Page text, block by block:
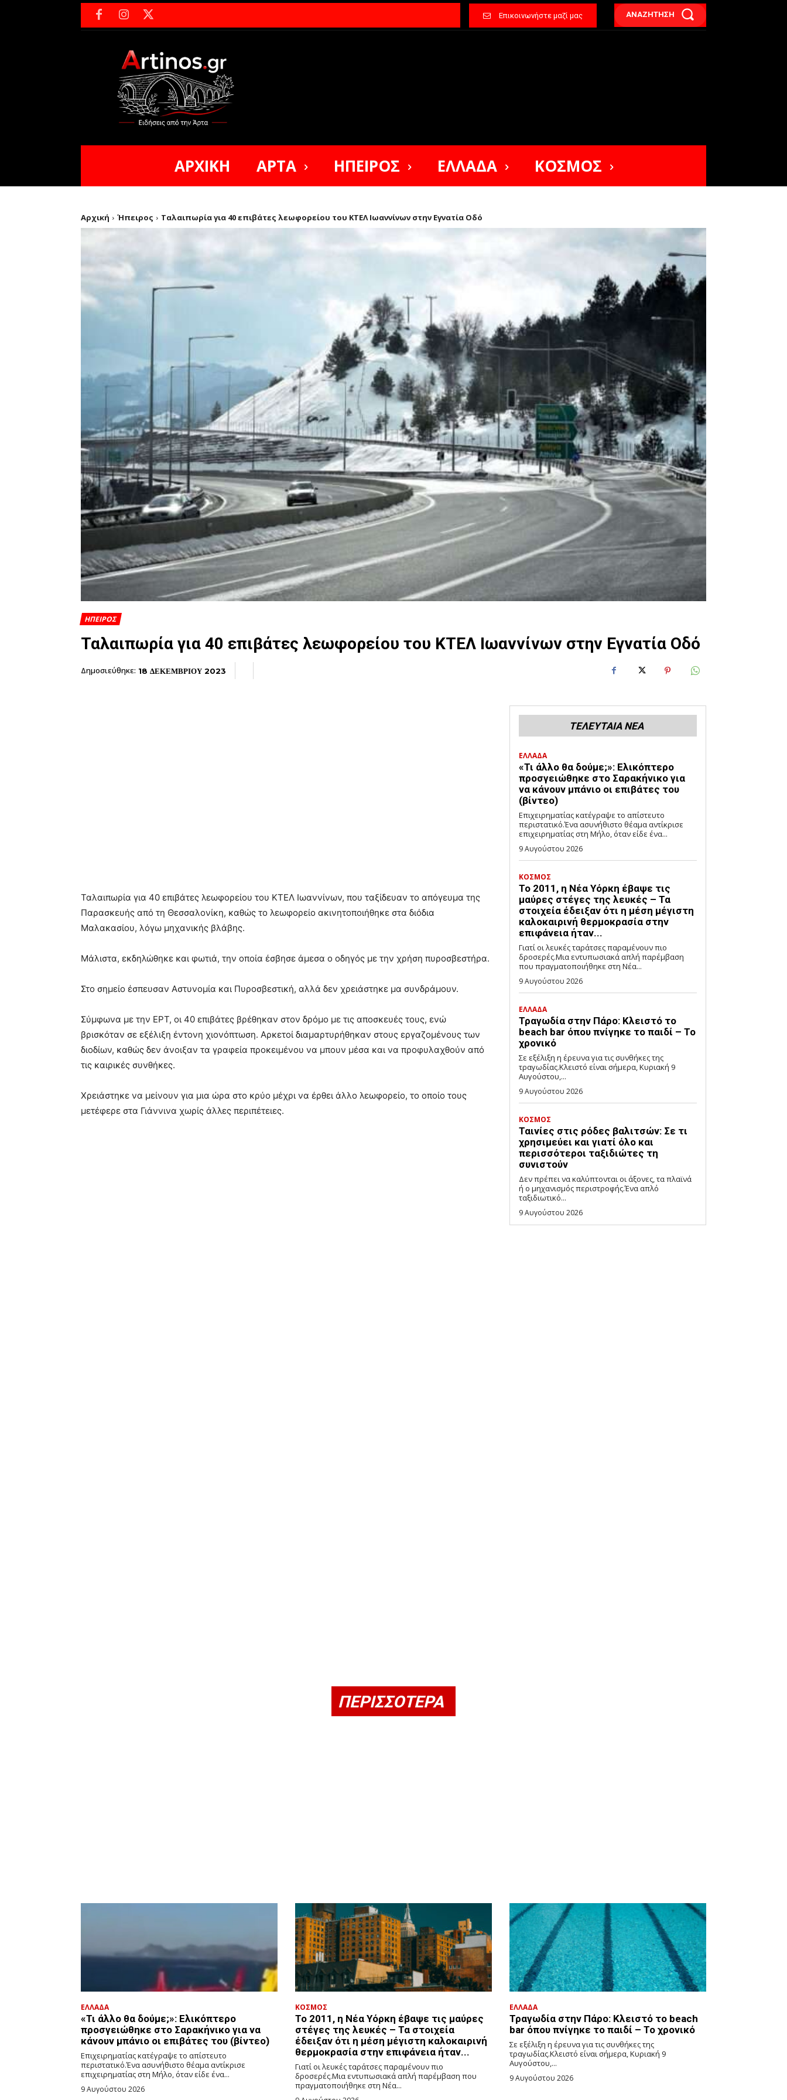
Επικοινωνήστε μαζί μας ΑΝΑΖΗΤΗΣΗ
ΑΡΧΙΚΗ ΑΡΤΑ ΗΠΕΙΡΟΣ ΕΛΛΑΔΑ ΚΟΣΜΟΣ
Αρχική Ήπειρος Ταλαιπωρία για 40 επιβάτες λεωφορείου του ΚΤΕΛ Ιωαννίνων στην Εγνατία Οδό
ΗΠΕΙΡΟΣ
Ταλαιπωρία για 40 επιβάτες λεωφορείου του ΚΤΕΛ Ιωαννίνων στην Εγνατία Οδό
Δημοσιεύθηκε: 18 ΔΕΚΕΜΒΡΙΟΥ 2023
Ταλαιπωρία για 40 επιβάτες λεωφορείου του ΚΤΕΛ Ιωαννίνων, που ταξίδευαν το απόγευμα της
Παρασκευής από τη Θεσσαλονίκη, καθώς το λεωφορείο ακινητοποιήθηκε στα διόδια
Μαλακασίου, λόγω μηχανικής βλάβης.
Μάλιστα, εκδηλώθηκε και φωτιά, την οποία έσβησε άμεσα ο οδηγός με την χρήση πυροσβεστήρα.
Στο σημείο έσπευσαν Αστυνομία και Πυροσβεστική, αλλά δεν χρειάστηκε μα συνδράμουν.
Σύμφωνα με την ΕΡΤ, οι 40 επιβάτες βρέθηκαν στον δρόμο με τις αποσκευές τους, ενώ
βρισκόταν σε εξέλιξη έντονη χιονόπτωση. Αρκετοί διαμαρτυρήθηκαν στους εργαζομένους των
διοδίων, καθώς δεν άνοιξαν τα γραφεία προκειμένου να μπουν μέσα και να προφυλαχθούν από
τις καιρικές συνθήκες.
Χρειάστηκε να μείνουν για μια ώρα στο κρύο μέχρι να έρθει άλλο λεωφορείο, το οποίο τους
μετέφερε στα Γιάννινα χωρίς άλλες περιπέτειες.
ΤΕΛΕΥΤΑΙΑ ΝΕΑ
ΕΛΛΑΔΑ
«Τι άλλο θα δούμε;»: Ελικόπτερο
προσγειώθηκε στο Σαρακήνικο για
να κάνουν μπάνιο οι επιβάτες του
(βίντεο)
Επιχειρηματίας κατέγραψε το απίστευτο
περιστατικό.Ένα ασυνήθιστο θέαμα αντίκρισε
επιχειρηματίας στη Μήλο, όταν είδε ένα...
9 Αυγούστου 2026
ΚΟΣΜΟΣ
Το 2011, η Νέα Υόρκη έβαψε τις
μαύρες στέγες της λευκές – Τα
στοιχεία έδειξαν ότι η μέση μέγιστη
καλοκαιρινή θερμοκρασία στην
επιφάνεια ήταν...
Γιατί οι λευκές ταράτσες παραμένουν πιο
δροσερές.Μια εντυπωσιακά απλή παρέμβαση
που πραγματοποιήθηκε στη Νέα...
9 Αυγούστου 2026
ΕΛΛΑΔΑ
Τραγωδία στην Πάρο: Κλειστό το
beach bar όπου πνίγηκε το παιδί – Το
χρονικό
Σε εξέλιξη η έρευνα για τις συνθήκες της
τραγωδίας.Κλειστό είναι σήμερα, Κυριακή 9
Αυγούστου,...
9 Αυγούστου 2026
ΚΟΣΜΟΣ
Ταινίες στις ρόδες βαλιτσών: Σε τι
χρησιμεύει και γιατί όλο και
περισσότεροι ταξιδιώτες τη
συνιστούν
Δεν πρέπει να καλύπτονται οι άξονες, τα πλαϊνά
ή ο μηχανισμός περιστροφής.Ένα απλό
ταξιδιωτικό...
9 Αυγούστου 2026
ΠΕΡΙΣΣΟΤΕΡΑ
ΕΛΛΑΔΑ
«Τι άλλο θα δούμε;»: Ελικόπτερο
προσγειώθηκε στο Σαρακήνικο για να
κάνουν μπάνιο οι επιβάτες του (βίντεο)
Επιχειρηματίας κατέγραψε το απίστευτο
περιστατικό.Ένα ασυνήθιστο θέαμα αντίκρισε
επιχειρηματίας στη Μήλο, όταν είδε ένα...
9 Αυγούστου 2026
ΚΟΣΜΟΣ
Το 2011, η Νέα Υόρκη έβαψε τις μαύρες
στέγες της λευκές – Τα στοιχεία
έδειξαν ότι η μέση μέγιστη καλοκαιρινή
θερμοκρασία στην επιφάνεια ήταν...
Γιατί οι λευκές ταράτσες παραμένουν πιο
δροσερές.Μια εντυπωσιακά απλή παρέμβαση που
πραγματοποιήθηκε στη Νέα...
ΕΛΛΑΔΑ
Τραγωδία στην Πάρο: Κλειστό το beach
bar όπου πνίγηκε το παιδί – Το χρονικό
Σε εξέλιξη η έρευνα για τις συνθήκες της
τραγωδίας.Κλειστό είναι σήμερα, Κυριακή 9
Αυγούστου,...
9 Αυγούστου 2026